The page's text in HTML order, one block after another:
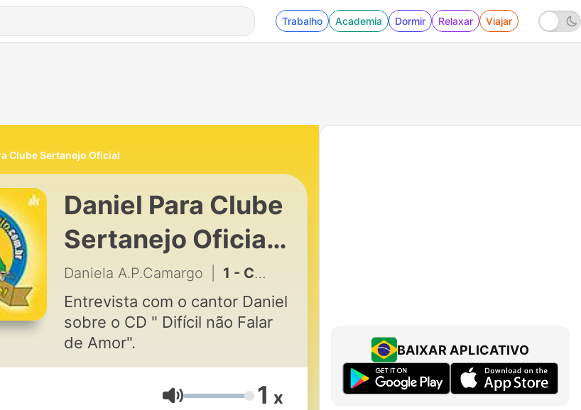
Trabalho Academia Dormir Relaxar Viajar
Clube Sertanejo Oficial
Daniel Para Clube
Sertanejo Oficial
de Daniela
A.P.Camargo
Daniela A.P.Camargo 1 - Clube sertanejo entrevista Daniel
Entrevista com o cantor Daniel
sobre o CD " Difícil não Falar
de Amor".
Volume 1 x
BAIXAR APLICATIVO